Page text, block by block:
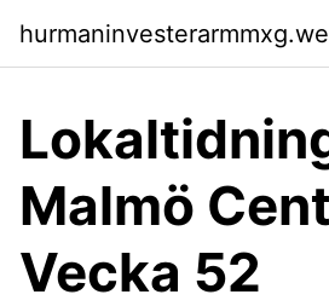
Malmö
Vecka 52